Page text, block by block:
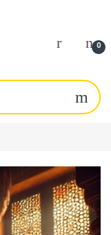
0